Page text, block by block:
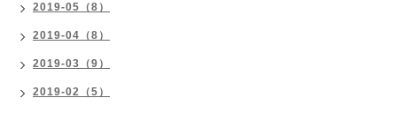
2019-05（8）
2019-04（8）
2019-03（9）
2019-02（5）